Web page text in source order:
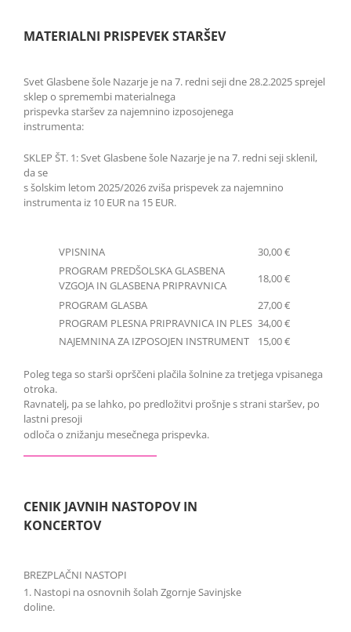
MATERIALNI PRISPEVEK STARŠEV
Svet Glasbene šole Nazarje je na 7. redni seji dne 28.2.2025 sprejel
sklep o spremembi materialnega
prispevka staršev za najemnino izposojenega
instrumenta:
SKLEP ŠT. 1: Svet Glasbene šole Nazarje je na 7. redni seji sklenil,
da se
s šolskim letom 2025/2026 zviša prispevek za najemnino
instrumenta iz 10 EUR na 15 EUR.
VPISNINA
30,00 €
PROGRAM PREDŠOLSKA GLASBENA
VZGOJA IN GLASBENA PRIPRAVNICA
18,00 €
PROGRAM GLASBA
27,00 €
PROGRAM PLESNA PRIPRAVNICA IN PLES 34,00 €
NAJEMNINA ZA IZPOSOJEN INSTRUMENT
15,00 €
Poleg tega so starši oprščeni plačila šolnine za tretjega vpisanega
otroka.
Ravnatelj, pa se lahko, po predložitvi prošnje s strani staršev, po
lastni presoji
odloča o znižanju mesečnega prispevka.
CENIK JAVNIH NASTOPOV IN
KONCERTOV
BREZPLAČNI NASTOPI
1. Nastopi na osnovnih šolah Zgornje Savinjske
doline.